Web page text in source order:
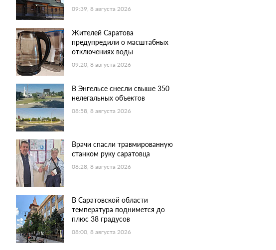
09:39, 8 августа 2026
Жителей Саратова
предупредили о масштабных
отключениях воды
09:20, 8 августа 2026
В Энгельсе снесли свыше 350
нелегальных объектов
08:58, 8 августа 2026
Врачи спасли травмированную
станком руку саратовца
08:28, 8 августа 2026
В Саратовской области
температура поднимется до
плюс 38 градусов
08:00, 8 августа 2026